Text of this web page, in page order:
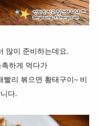
많이 준비하는데요.
하게 먹다가
빨리 볶으면 황태구이~ 비
다.